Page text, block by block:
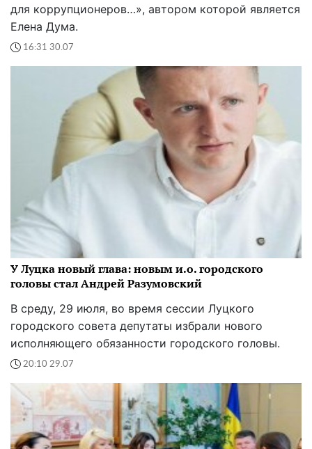
для коррупционеров…», автором которой является
Елена Дума.
16:31 30.07
У Луцка новый глава: новым и.о. городского
головы стал Андрей Разумовский
В среду, 29 июля, во время сессии Луцкого
городского совета депутаты избрали нового
исполняющего обязанности городского головы.
20:10 29.07